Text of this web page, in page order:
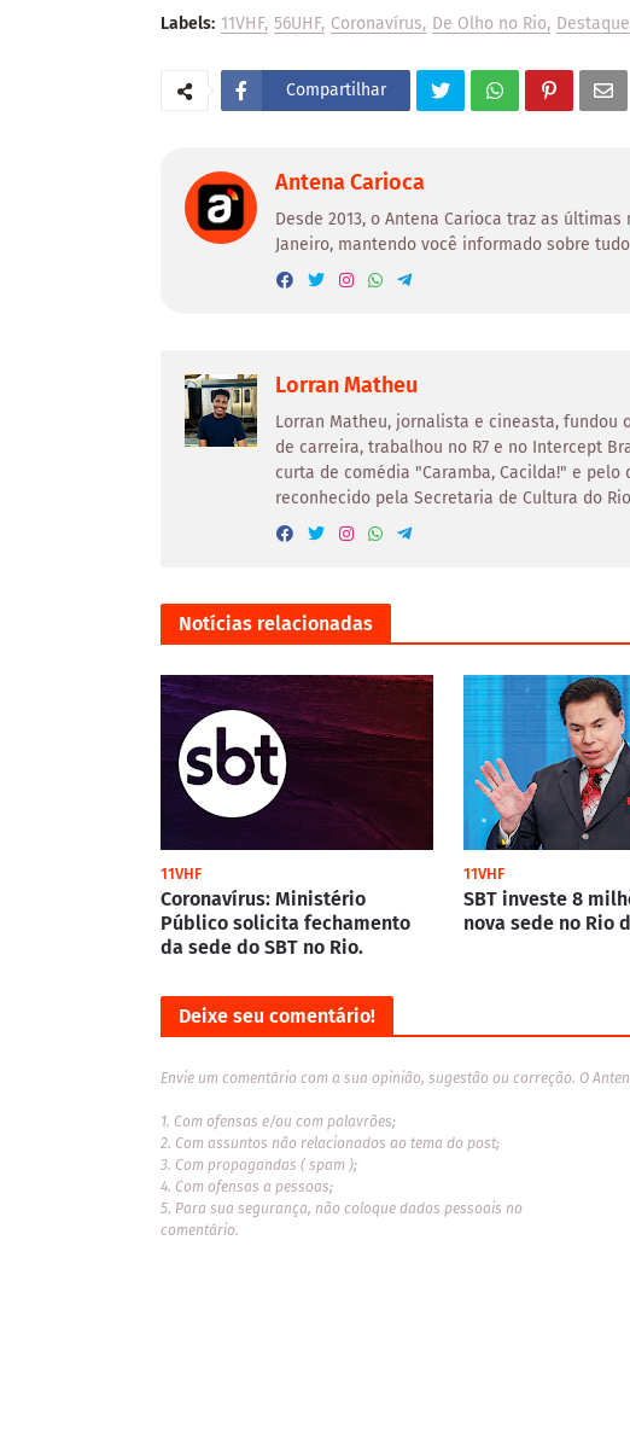
Labels: 11VHF 56UHF Coronavírus De Olho no Rio
Compartilhar
Antena Carioca
Desde 2013, o Antena Carioca traz as
Janeiro, mantendo você informado sobre
Lorran Matheu
Lorran Matheu, jornalista e cineasta, fundou
de carreira, trabalhou no R7 e no Intercept
curta de comédia "Caramba, Cacilda!" e
reconhecido pela Secretaria de Cultura do
Notícias relacionadas
11VHF
Coronavírus: Ministério
Público solicita fechamento
da sede do SBT no Rio.
11VHF
SBT investe 8
nova sede no Rio
Deixe seu comentário!
Envie um comentário com a sua opinião, sugestão ou correção. O
1. Com ofensas e/ou com palavrões;
2. Com assuntos não relacionados ao tema do post;
3. Com propagandas ( spam );
4. Com ofensas a pessoas;
5. Para sua segurança, não coloque dados pessoais no
comentário.